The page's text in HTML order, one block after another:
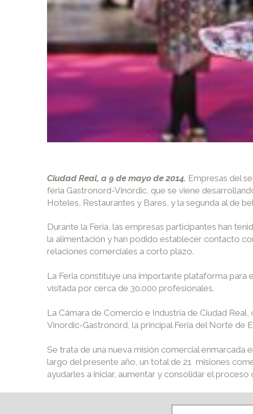
Ciudad Real, a 9 de mayo de 2014. Empresas del
feria Gastronord-Vinordic, que se viene
Hoteles, Restaurantes y Bares, y la segunda al de
Durante la Feria, las empresas participantes han
la alimentación y han podido establecer contacto
relaciones comerciales a corto plazo.
La Feria constituye una importante plataforma
visitada por cerca de 30.000 profesionales.
La Cámara de Comercio e Industria de Ciudad
Vinordic-Gastronord, la principal Feria del Norte de
Se trata de una nueva misión comercial enmarcada
largo del presente año, un total de 21 misiones
ayudarles a iniciar, aumentar y consolidar el